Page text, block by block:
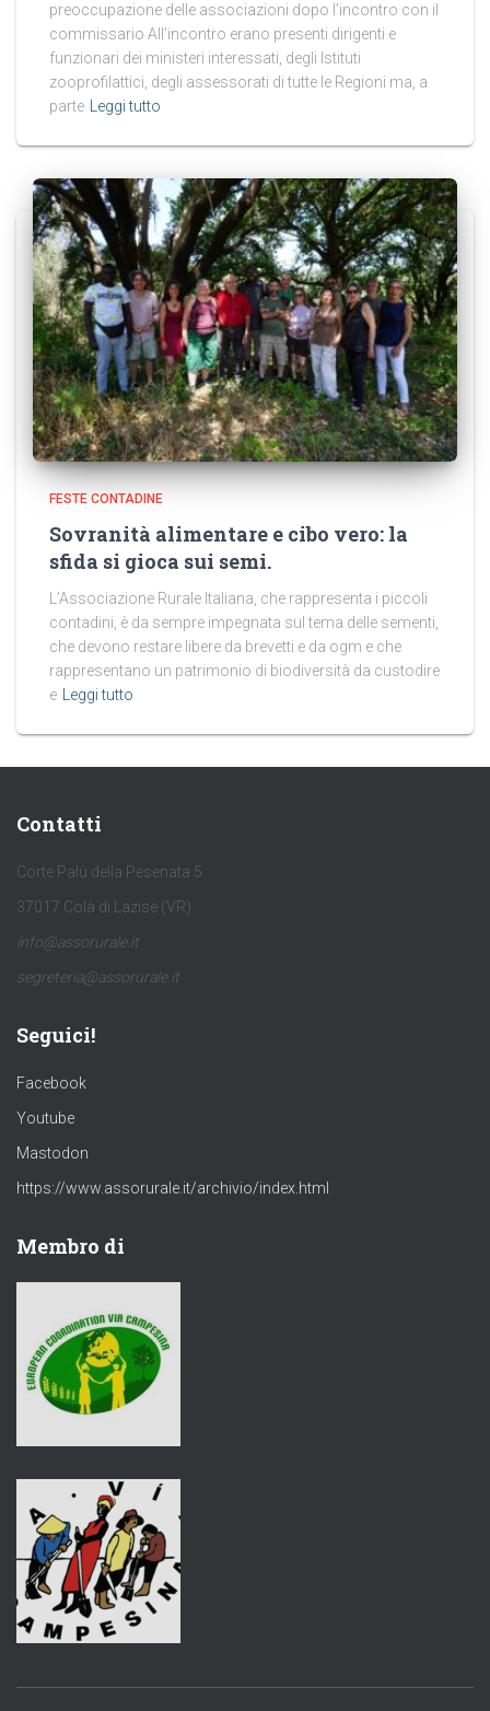
preoccupazione delle associazioni dopo l’incontro con il
commissario All’incontro erano presenti dirigenti e
funzionari dei ministeri interessati, degli Istituti
zooprofilattici, degli assessorati di tutte le Regioni ma, a
parte Leggi tutto
FESTE CONTADINE
Sovranità alimentare e cibo vero: la
sfida si gioca sui semi.
L’Associazione Rurale Italiana, che rappresenta i piccoli
contadini, è da sempre impegnata sul tema delle sementi,
che devono restare libere da brevetti e da ogm e che
rappresentano un patrimonio di biodiversità da custodire
e
Leggi tutto
Contatti
Corte Palù della Pesenata 5
37017 Colà di Lazise (VR)
info@assorurale.it
segreteria@assorurale.it
Seguici!
Facebook
Youtube
Mastodon
https://www.assorurale.it/archivio/index.html
Membro di